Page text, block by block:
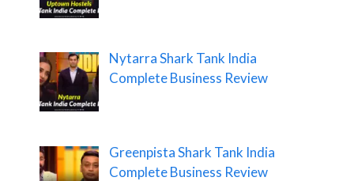
Nytarra Shark Tank India
Complete Business Review
Greenpista Shark Tank India
Complete Business Review